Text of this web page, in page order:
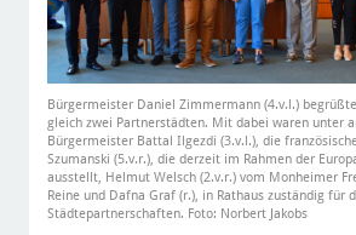
Bürgermeister Daniel Zimmermann (4.v.l.)
gleich zwei Partnerstädten. Mit dabei waren unter
Bürgermeister Battal Ilgezdi (3.v.l.), die
Szumanski (5.v.r.), die derzeit im Rahmen der
ausstellt, Helmut Welsch (2.v.r.) vom Monheimer
Reine und Dafna Graf (r.), in Rathaus zuständig für
Städtepartnerschaften. Foto: Norbert Jakobs